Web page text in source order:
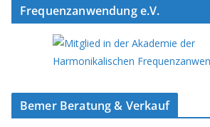
Frequenzanwendung e.V.
Bemer Beratung & Verkauf